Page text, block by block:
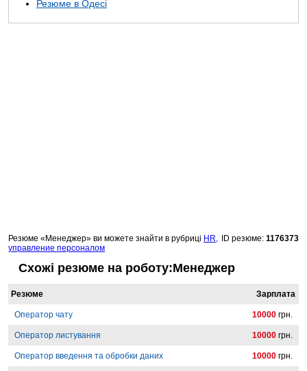
Резюме в Одесі
Резюме «Менеджер» ви можете знайти в рубриці HR,
управление персоналом
ID резюме: 1176373
Схожі резюме на роботу:Менеджер
Резюме Зарплата
Оператор чату 10000 грн.
Оператор листування 10000 грн.
Оператор введення та обробки даних 10000 грн.